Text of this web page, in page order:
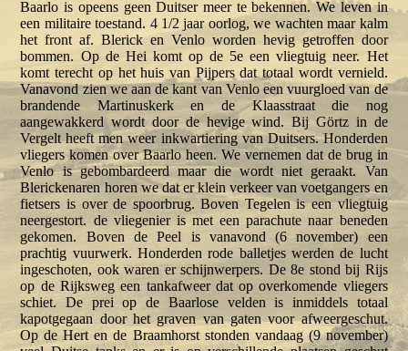
Baarlo is opeens geen Duitser meer te bekennen. We leven in
een militaire toestand. 4 1/2 jaar oorlog, we wachten maar kalm
het front af. Blerick en Venlo worden hevig getroffen door
bommen. Op de Hei komt op de 5e een vliegtuig neer. Het
komt terecht op het huis van Pijpers dat totaal wordt vernield.
Vanavond zien we aan de kant van Venlo een vuurgloed van de
brandende Martinuskerk en de Klaasstraat die nog
aangewakkerd wordt door de hevige wind. Bij Görtz in de
Vergelt heeft men weer inkwartiering van Duitsers. Honderden
vliegers komen over Baarlo heen. We vernemen dat de brug in
Venlo is gebombardeerd maar die wordt niet geraakt. Van
Blerickenaren horen we dat er klein verkeer van voetgangers en
fietsers is over de spoorbrug. Boven Tegelen is een vliegtuig
neergestort. de vliegenier is met een parachute naar beneden
gekomen. Boven de Peel is vanavond (6 november) een
prachtig vuurwerk. Honderden rode balletjes werden de lucht
ingeschoten, ook waren er schijnwerpers. De 8e stond bij Rijs
op de Rijksweg een tankafweer dat op overkomende vliegers
schiet. De prei op de Baarlose velden is inmiddels totaal
kapotgegaan door het graven van gaten voor afweergeschut.
Op de Hert en de Braamhorst stonden vandaag (9 november)